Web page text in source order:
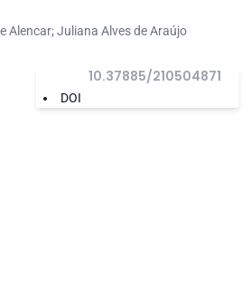
Alencar; Juliana Alves de Araújo
DOI
10.37885/210504871